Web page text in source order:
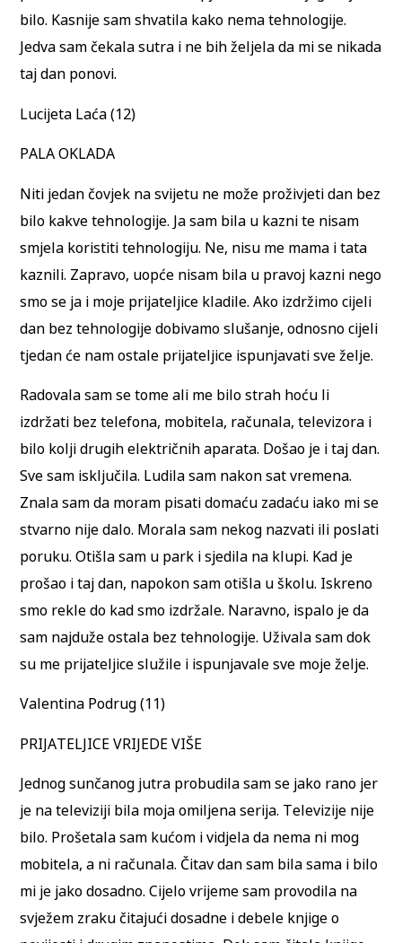
bilo. Kasnije sam shvatila kako nema tehnologije.
Jedva sam čekala sutra i ne bih željela da mi se nikada
taj dan ponovi.
Lucijeta Laća (12)
PALA OKLADA
Niti jedan čovjek na svijetu ne može proživjeti dan bez
bilo kakve tehnologije. Ja sam bila u kazni te nisam
smjela koristiti tehnologiju. Ne, nisu me mama i tata
kaznili. Zapravo, uopće nisam bila u pravoj kazni nego
smo se ja i moje prijateljice kladile. Ako izdržimo cijeli
dan bez tehnologije dobivamo slušanje, odnosno cijeli
tjedan će nam ostale prijateljice ispunjavati sve želje.
Radovala sam se tome ali me bilo strah hoću li
izdržati bez telefona, mobitela, računala, televizora i
bilo kolji drugih električnih aparata. Došao je i taj dan.
Sve sam isključila. Ludila sam nakon sat vremena.
Znala sam da moram pisati domaću zadaću iako mi se
stvarno nije dalo. Morala sam nekog nazvati ili poslati
poruku. Otišla sam u park i sjedila na klupi. Kad je
prošao i taj dan, napokon sam otišla u školu. Iskreno
smo rekle do kad smo izdržale. Naravno, ispalo je da
sam najduže ostala bez tehnologije. Uživala sam dok
su me prijateljice služile i ispunjavale sve moje želje.
Valentina Podrug (11)
PRIJATELJICE VRIJEDE VIŠE
Jednog sunčanog jutra probudila sam se jako rano jer
je na televiziji bila moja omiljena serija. Televizije nije
bilo. Prošetala sam kućom i vidjela da nema ni mog
mobitela, a ni računala. Čitav dan sam bila sama i bilo
mi je jako dosadno. Cijelo vrijeme sam provodila na
svježem zraku čitajući dosadne i debele knjige o